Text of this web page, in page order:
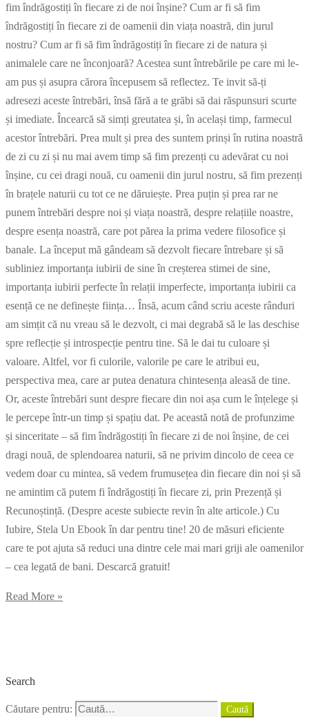
fim îndrăgostiți în fiecare zi de noi înșine? Cum ar fi să fim
îndrăgostiți în fiecare zi de oamenii din viața noastră, din jurul
nostru? Cum ar fi să fim îndrăgostiți în fiecare zi de natura și
animalele care ne înconjoară? Acestea sunt întrebările pe care mi le-
am pus și asupra cărora începusem să reflectez. Te invit să-ți
adresezi aceste întrebări, însă fără a te grăbi să dai răspunsuri scurte
și imediate. Încearcă să simți greutatea și, în același timp, farmecul
acestor întrebări. Prea mult și prea des suntem prinși în rutina noastră
de zi cu zi și nu mai avem timp să fim prezenți cu adevărat cu noi
înșine, cu cei dragi nouă, cu oamenii din jurul nostru, să fim prezenți
în brațele naturii cu tot ce ne dăruiește. Prea puțin și prea rar ne
punem întrebări despre noi și viața noastră, despre relațiile noastre,
despre esența noastră, care pot părea la prima vedere filosofice și
banale. La început mă gândeam să dezvolt fiecare întrebare și să
subliniez importanța iubirii de sine în creșterea stimei de sine,
importanța iubirii perfecte în relații imperfecte, importanța iubirii ca
esență ce ne definește ființa… Însă, acum când scriu aceste rânduri
am simțit că nu vreau să le dezvolt, ci mai degrabă să le las deschise
spre reflecție și introspecție pentru tine. Să le dai tu culoare și
valoare. Altfel, vor fi culorile, valorile pe care le atribui eu,
perspectiva mea, care ar putea denatura chintesența aleasă de tine.
Or, aceste întrebări sunt despre fiecare din noi așa cum le înțelege și
le percepe într-un timp și spațiu dat. Pe această notă de profunzime
și sinceritate – să fim îndrăgostiți în fiecare zi de noi înșine, de cei
dragi nouă, de splendoarea naturii, să ne privim dincolo de ceea ce
vedem doar cu mintea, să vedem frumusețea din fiecare din noi și să
ne amintim că putem fi îndrăgostiți în fiecare zi, prin Prezență și
Recunoștință. (Despre aceste subiecte revin în alte articole.) Cu
Iubire, Stela Un Ebook în dar pentru tine! 20 de măsuri eficiente
care te pot ajuta să reduci una dintre cele mai mari griji ale oamenilor
– cea legată de bani. Descarcă gratuit!
Read More »
Search
Căutare pentru: Caută